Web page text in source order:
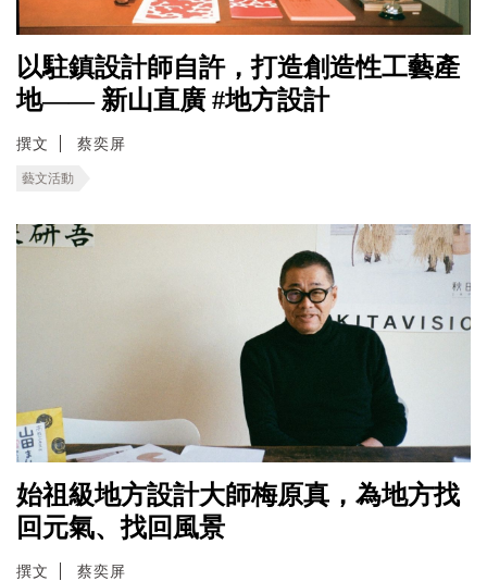
以駐鎮設計師自許，打造創造性工藝產
地—— 新山直廣 #地方設計
撰文 蔡奕屏
藝文活動
始祖級地方設計大師梅原真，為地方找
回元氣、找回風景
撰文 蔡奕屏